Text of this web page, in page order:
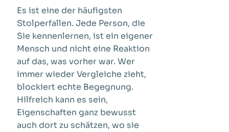
Es ist eine der häufigsten
Stolperfallen. Jede Person, die
Sie kennenlernen, ist ein eigener
Mensch und nicht eine Reaktion
auf das, was vorher war. Wer
immer wieder Vergleiche zieht,
blockiert echte Begegnung.
Hilfreich kann es sein,
Eigenschaften ganz bewusst
auch dort zu schätzen, wo sie